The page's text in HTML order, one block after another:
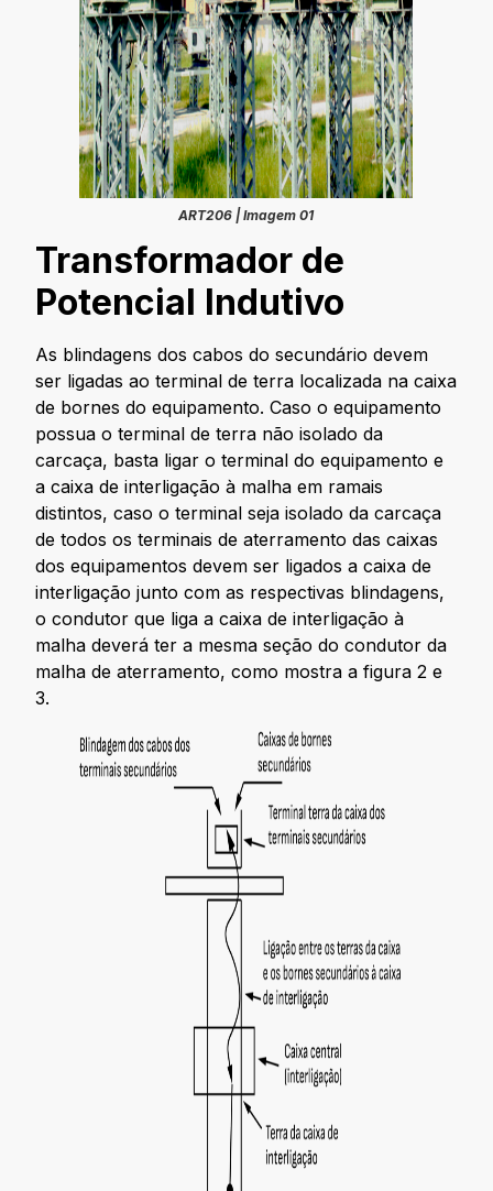
ART206 | Imagem 01
Transformador de
Potencial Indutivo
As blindagens dos cabos do secundário devem
ser ligadas ao terminal de terra localizada na caixa
de bornes do equipamento. Caso o equipamento
possua o terminal de terra não isolado da
carcaça, basta ligar o terminal do equipamento e
a caixa de interligação à malha em ramais
distintos, caso o terminal seja isolado da carcaça
de todos os terminais de aterramento das caixas
dos equipamentos devem ser ligados a caixa de
interligação junto com as respectivas blindagens,
o condutor que liga a caixa de interligação à
malha deverá ter a mesma seção do condutor da
malha de aterramento, como mostra a figura 2 e
3.